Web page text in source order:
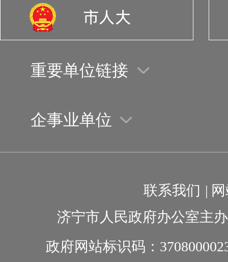
重要单位链接
企事业单位
联系我们 |
济宁市人民政府办公室主
政府网站标识码：